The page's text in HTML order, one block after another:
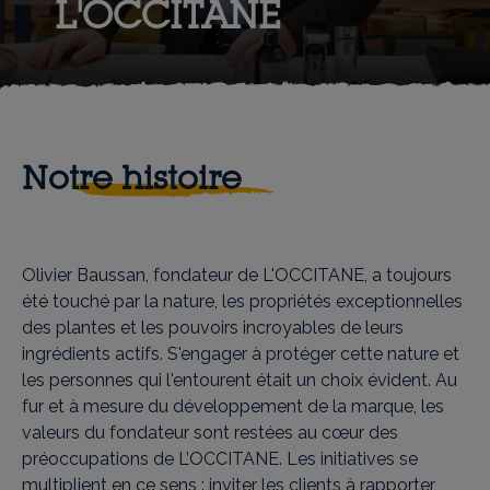
L'OCCITANE
Notre histoire
Olivier Baussan, fondateur de L'OCCITANE, a toujours
été touché par la nature, les propriétés exceptionnelles
des plantes et les pouvoirs incroyables de leurs
ingrédients actifs. S'engager à protéger cette nature et
les personnes qui l'entourent était un choix évident. Au
fur et à mesure du développement de la marque, les
valeurs du fondateur sont restées au cœur des
préoccupations de L’OCCITANE. Les initiatives se
multiplient en ce sens : inviter les clients à rapporter